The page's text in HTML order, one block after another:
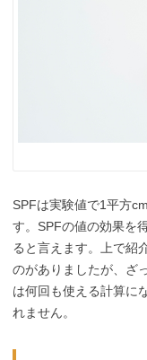
SPFは実験値で1平方
す。SPFの値の効果を
ると言えます。上で紹
のがありましたが、ざ
は何回も使える計算に
れません。